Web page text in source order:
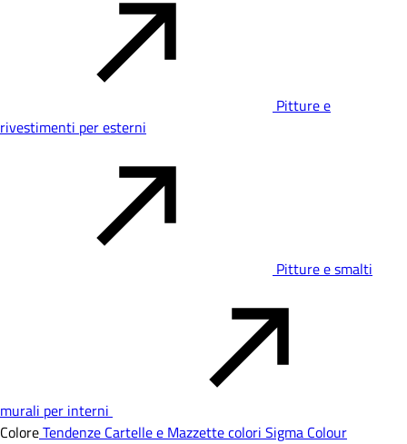
Pitture e
rivestimenti per esterni
Pitture e smalti
murali per interni
ColoreTendenze Cartelle e Mazzette colori Sigma Colour